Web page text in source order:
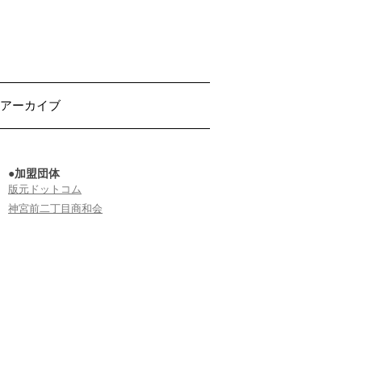
アーカイブ
●加盟団体
版元ドットコム
神宮前二丁目商和会